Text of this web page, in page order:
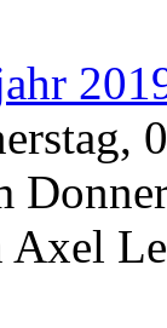
Axel